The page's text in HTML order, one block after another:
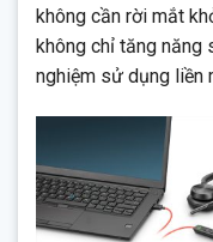
không cần rời mắt
không chỉ tăng năng
nghiệm sử dụng liền